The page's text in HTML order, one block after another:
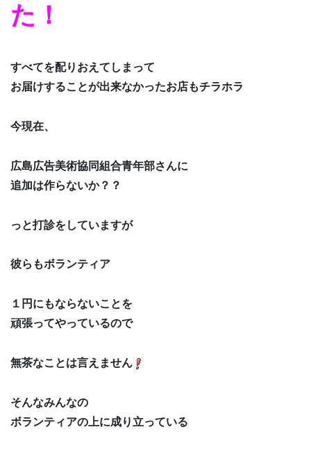
た！
すべてを配りおえてしまって
お届けすることが出来なかったお店もチラホラ
今現在、
広島広告美術協同組合青年部さんに
追加は作らないか？？
っと打診をしていますが
彼らもボランティア
１円にもならないことを
頑張ってやっているので
無茶なことは言えません
そんなみんなの
ボランティアの上に成り立っている